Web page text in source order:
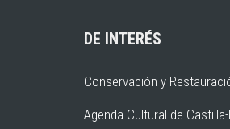
DE INTERÉS
Conservación y
Agenda Cultural de